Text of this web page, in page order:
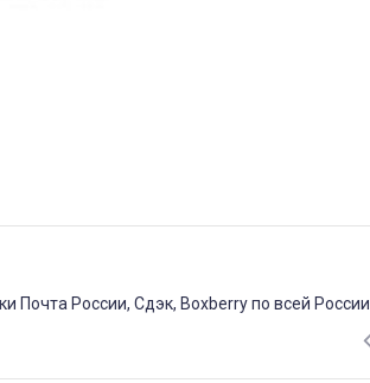
России, Сдэк, Boxberry по всей России.